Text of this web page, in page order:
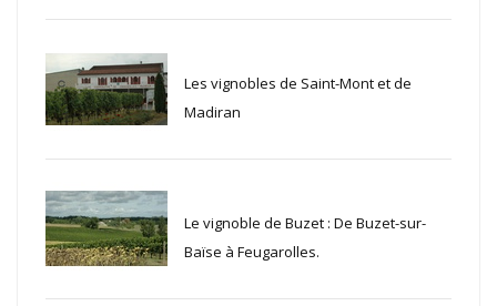
Les vignobles de Saint-Mont et de
Madiran
Le vignoble de Buzet : De Buzet-sur-
Baïse à Feugarolles.